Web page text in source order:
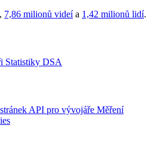
, 7,86 milionů videía 1,42 milionů lidí.
Statistiky DSA
API pro vývojáře Měření